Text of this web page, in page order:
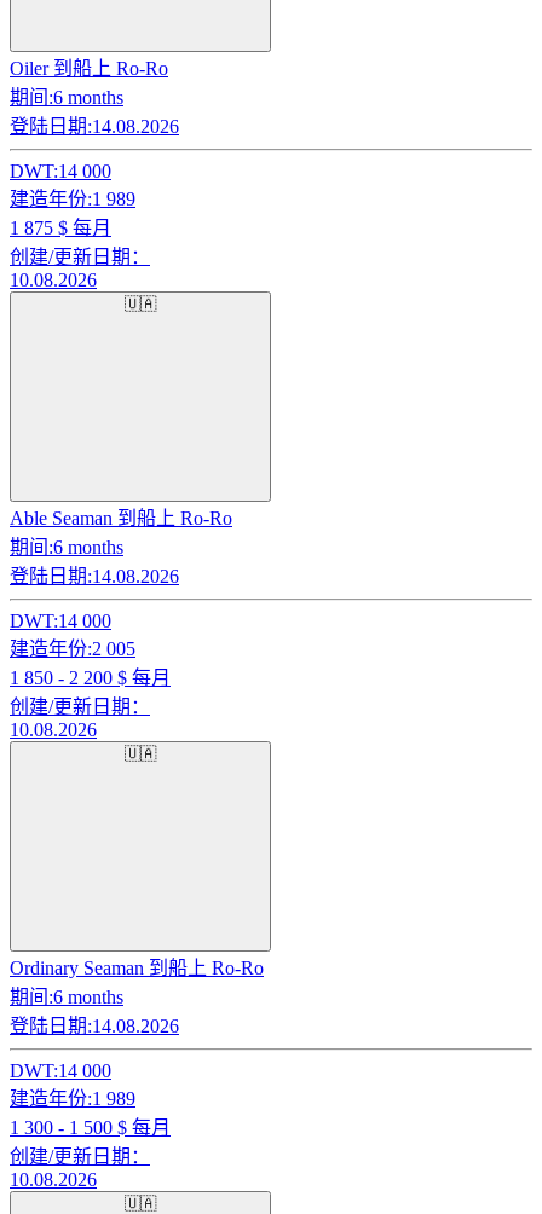
Oiler 到船上 Ro-Ro
期间:6 months
登陆日期:14.08.2026
DWT:14 000
建造年份:1 989
1 875 $ 每月
创建/更新日期：
10.08.2026
🇺🇦
Able Seaman 到船上 Ro-Ro
期间:6 months
登陆日期:14.08.2026
DWT:14 000
建造年份:2 005
1 850 - 2 200 $ 每月
创建/更新日期：
10.08.2026
🇺🇦
Ordinary Seaman 到船上 Ro-Ro
期间:6 months
登陆日期:14.08.2026
DWT:14 000
建造年份:1 989
1 300 - 1 500 $ 每月
创建/更新日期：
10.08.2026
🇺🇦